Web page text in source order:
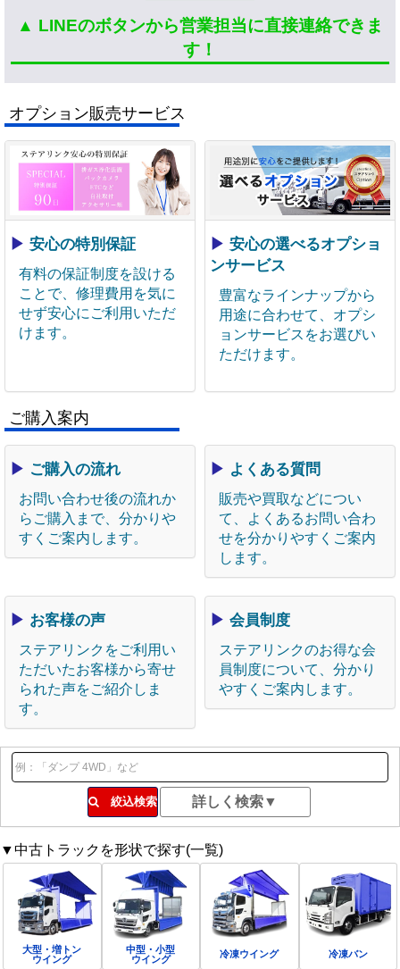
▲ LINEのボタンから営業担当に直接連絡できま
す！
オプション販売サービス
▶ 安心の特別保証
有料の保証制度を設ける
ことで、修理費用を気に
せず安心にご利用いただ
けます。
▶ 安心の選べるオプショ
ンサービス
豊富なラインナップから
用途に合わせて、オプシ
ョンサービスをお選びい
ただけます。
ご購入案内
▶ ご購入の流れ
お問い合わせ後の流れか
らご購入まで、分かりや
すくご案内します。
▶ よくある質問
販売や買取などについ
て、よくあるお問い合わ
せを分かりやすくご案内
します。
▶ お客様の声
ステアリンクをご利用い
ただいたお客様から寄せ
られた声をご紹介しま
す。
▶ 会員制度
ステアリンクのお得な会
員制度について、分かり
やすくご案内します。
絞込検索
▼中古トラックを形状で探す(一覧)
大型・増トン
ウイング
中型・小型
ウイング
冷凍ウイング 冷凍バン